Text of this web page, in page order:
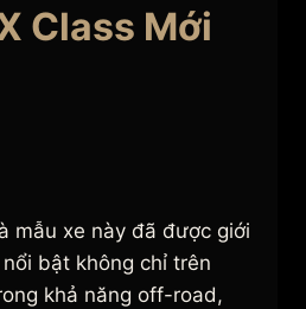
Class Mới
mẫu xe này đã được giới
bật không chỉ trên
khả năng off-road,